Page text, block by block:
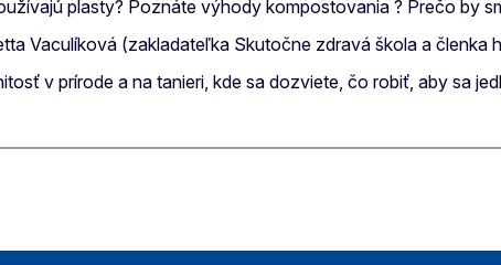
plasty? Poznáte výhody kompostovania ? Prečo by
Vaculíková (zakladateľka Skutočne zdravá škola a členka
v prírode a na tanieri, kde sa dozviete, čo robiť, aby sa